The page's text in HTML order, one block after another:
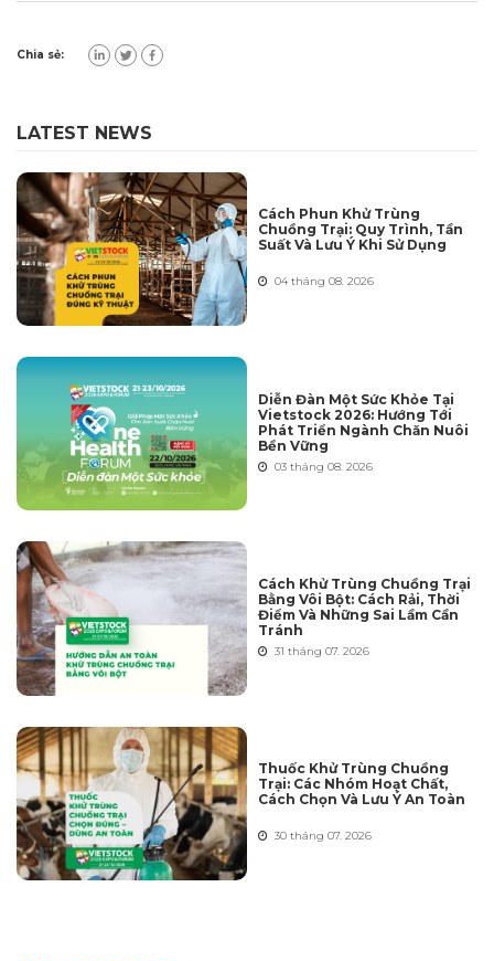
Chia sẻ:
LATEST NEWS
Cách Phun Khử Trùng
Chuồng Trại: Quy Trình, Tần
Suất Và Lưu Ý Khi Sử Dụng
04 tháng 08. 2026
Diễn Đàn Một Sức Khỏe Tại
Vietstock 2026: Hướng Tới
Phát Triển Ngành Chăn Nuôi
Bền Vững
03 tháng 08. 2026
Cách Khử Trùng Chuồng Trại
Bằng Vôi Bột: Cách Rải, Thời
Điểm Và Những Sai Lầm Cần
Tránh
31 tháng 07. 2026
Thuốc Khử Trùng Chuồng
Trại: Các Nhóm Hoạt Chất,
Cách Chọn Và Lưu Ý An Toàn
30 tháng 07. 2026